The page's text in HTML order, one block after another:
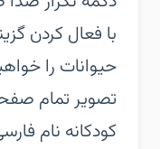
با فعال کردن
حیوانات را
تصویر تمام
کودکانه نام